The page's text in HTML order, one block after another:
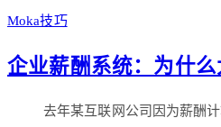
Moka技巧
企业薪酬系统：为什
去年某互联网公司因为薪酬